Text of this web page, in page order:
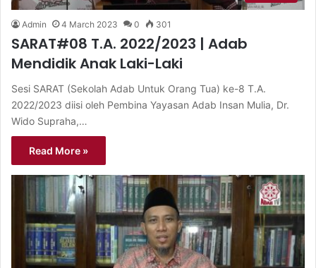
Admin 4 March 2023 0 301
SARAT#08 T.A. 2022/2023 | Adab
Mendidik Anak Laki-Laki
Sesi SARAT (Sekolah Adab Untuk Orang Tua) ke-8 T.A.
2022/2023 diisi oleh Pembina Yayasan Adab Insan Mulia, Dr.
Wido Supraha,…
Read More »